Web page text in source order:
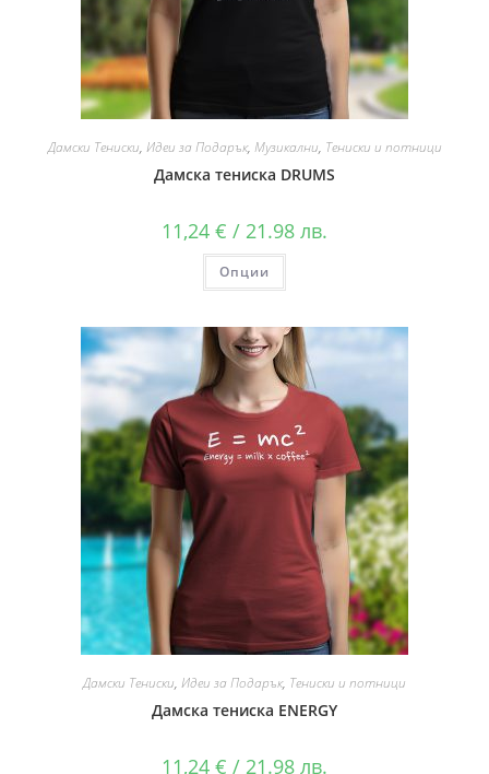
Дамски Тениски, Идеи за Подарък, Музикални, Тениски и потници
Дамска тениска DRUMS
11,24 € / 21.98 лв.
Опции
Дамски Тениски, Идеи за Подарък, Тениски и потници
Дамска тениска ENERGY
11,24 € / 21.98 лв.